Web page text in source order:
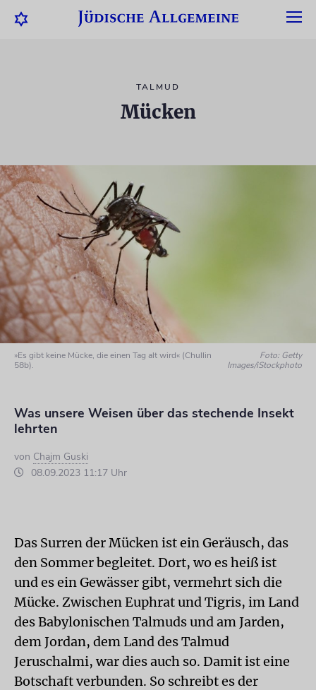
TALMUD
Mücken
»Es gibt keine Mücke, die einen Tag alt wird« (Chullin
58b).
Foto: Getty
Images/iStockphoto
Was unsere Weisen über das stechende Insekt
lehrten
von Chajm Guski
08.09.2023 11:17 Uhr
Das Surren der Mücken ist ein Geräusch, das
den Sommer begleitet. Dort, wo es heiß ist
und es ein Gewässer gibt, vermehrt sich die
Mücke. Zwischen Euphrat und Tigris, im Land
des Babylonischen Talmuds und am Jarden,
dem Jordan, dem Land des Talmud
Jeruschalmi, war dies auch so. Damit ist eine
Botschaft verbunden. So schreibt es der